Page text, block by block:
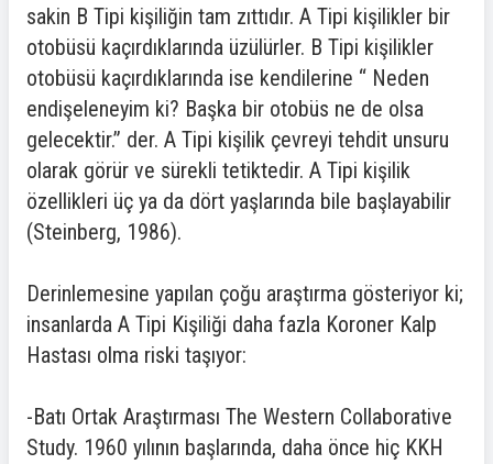
sakin B Tipi kişiliğin tam zıttıdır. A Tipi kişilikler bir
otobüsü kaçırdıklarında üzülürler. B Tipi kişilikler
otobüsü kaçırdıklarında ise kendilerine “ Neden
endişeleneyim ki? Başka bir otobüs ne de olsa
gelecektir.” der. A Tipi kişilik çevreyi tehdit unsuru
olarak görür ve sürekli tetiktedir. A Tipi kişilik
özellikleri üç ya da dört yaşlarında bile başlayabilir
(Steinberg, 1986).
Derinlemesine yapılan çoğu araştırma gösteriyor ki;
insanlarda A Tipi Kişiliği daha fazla Koroner Kalp
Hastası olma riski taşıyor:
-Batı Ortak Araştırması The Western Collaborative
Study. 1960 yılının başlarında, daha önce hiç KKH